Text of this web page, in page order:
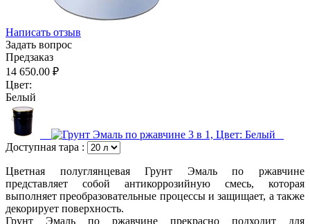
Написать отзыв
Задать вопрос
Предзаказ
14 650.00 ₽
Цвет:
Белый
Доступная тара :
Цветная полуглянцевая Грунт Эмаль по ржавчине
представляет собой антикоррозийную смесь, которая
выполняет преобразовательные процессы и защищает, а также
декорирует поверхность.
Грунт Эмаль по ржавчине прекрасно подходит для